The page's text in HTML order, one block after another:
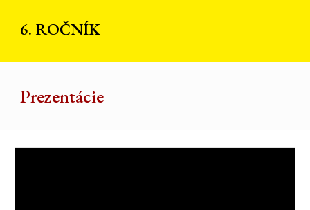
6. ROČNÍK
Prezentácie